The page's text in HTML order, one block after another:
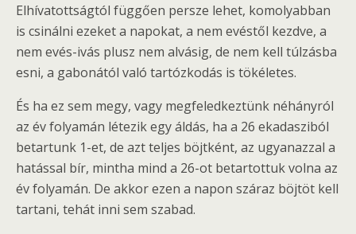
Elhívatottságtól függően persze lehet, komolyabban
is csinálni ezeket a napokat, a nem evéstől kezdve, a
nem evés-ivás plusz nem alvásig, de nem kell túlzásba
esni, a gabonától való tartózkodás is tökéletes.
És ha ez sem megy, vagy megfeledkeztünk néhányról
az év folyamán létezik egy áldás, ha a 26 ekadasziból
betartunk 1-et, de azt teljes böjtként, az ugyanazzal a
hatással bír, mintha mind a 26-ot betartottuk volna az
év folyamán. De akkor ezen a napon száraz böjtöt kell
tartani, tehát inni sem szabad.